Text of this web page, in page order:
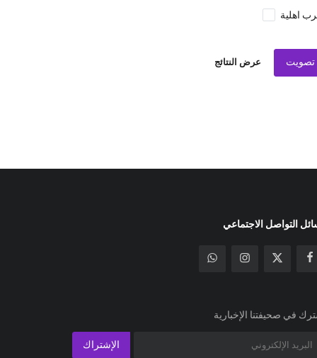
اهلية
تصويت عرض النتائج
التواصل الاجتماعي
في صحيفتنا الإخبارية
الإشتراك